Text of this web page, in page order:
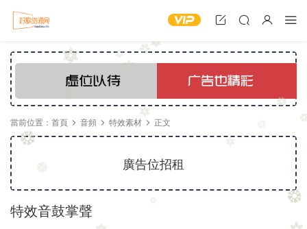
當前位置： 首頁 音頻 特效素材 正文
廣告位招租
特效音鼓掌聲